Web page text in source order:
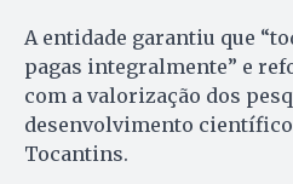
A entidade garantiu que
pagas integralmente” e
com a valorização dos
desenvolvimento
Tocantins.